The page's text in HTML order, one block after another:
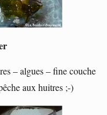
– algues – fine couche
aux huitres ;-)